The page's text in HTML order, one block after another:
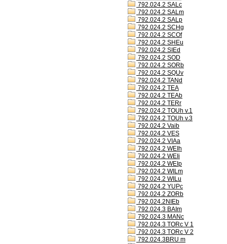
792.024.2 SALc
792.024.2 SALm
792.024.2 SALp
792.024.2 SCHg
792.024.2 SCOf
792.024.2 SHEu
792.024.2 SIEd
792.024.2 SOD
792.024.2 SORb
792.024.2 SQUv
792.024.2 TANd
792.024.2 TEA
792.024.2 TEAb
792.024.2 TERr
792.024.2 TOUh v.1
792.024.2 TOUh v.3
792.024.2 Vaib
792.024.2 VES
792.024.2 VIAa
792.024.2 WEIh
792.024.2 WEIi
792.024.2 WEIp
792.024.2 WILm
792.024.2 WILu
792.024.2 YUPc
792.024.2 ZORb
792.024.2NIEb
792.024.3 BAIm
792.024.3 MANc
792.024.3 TORc V 1
792.024.3 TORc V 2
792.024.3BRU m